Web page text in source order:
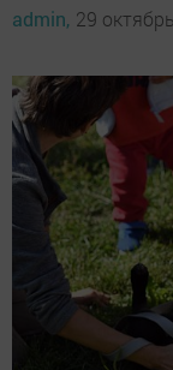
admin, 29